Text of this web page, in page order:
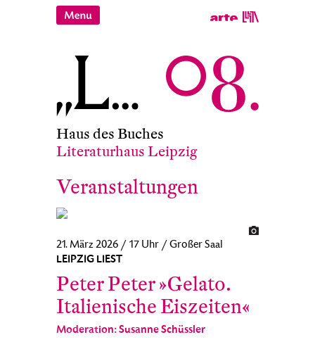
Haus des Buches
Literaturhaus Leipzig
Veranstaltungen
21. März 2026 / 17 Uhr / Großer Saal
LEIPZIG LIEST
Peter Peter »Gelato.
Italienische Eiszeiten«
Moderation: Susanne Schüssler